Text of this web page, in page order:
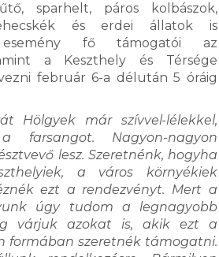
sparhelt, páros kolbászok,
és erdei állatok is
fő támogatói az
a Keszthely és Térsége
február 6-a délután 5 óráig
Hölgyek már szívvel-lélekkel,
farsangot. Nagyon-nagyon
lesz. Szeretnénk, hogyha
a város környékiek
ezt a rendezvényt. Mert a
úgy tudom a legnagyobb
várjuk azokat is, akik ezt a
formában szeretnék támogatni.